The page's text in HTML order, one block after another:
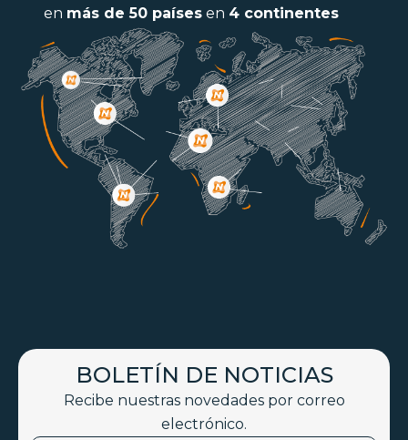
en más de 50 países en 4 continentes
BOLETÍN DE NOTICIAS
Recibe nuestras novedades por correo
electrónico.